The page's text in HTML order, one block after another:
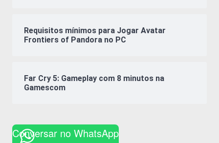
Requisitos mínimos para Jogar Avatar
Frontiers of Pandora no PC
Far Cry 5: Gameplay com 8 minutos na
Gamescom
Conversar no WhatsApp